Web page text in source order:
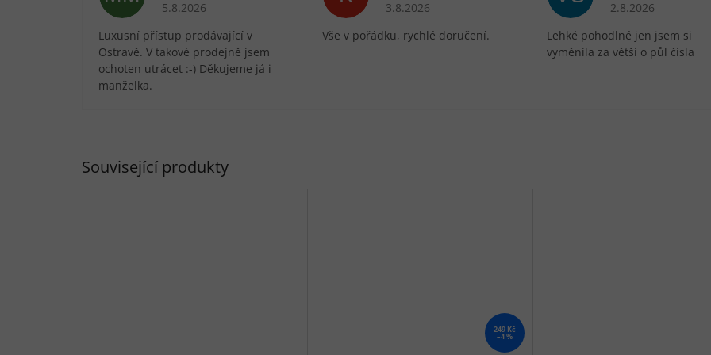
Související produkty
249 Kč
–4 %
5.8.2026
Luxusní přístup prodávající v
Ostravě. V takové prodejně jsem
ochoten utrácet :-) Děkujeme já i
manželka.
3.8.2026
Vše v pořádku, rychlé doručení.
2.8.2026
Lehké pohodlné jen jsem si
vyměnila za větší o půl čísla